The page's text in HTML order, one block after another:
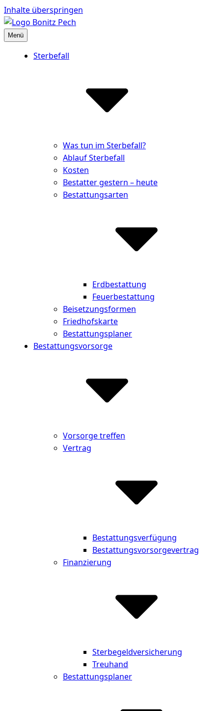
Inhalte überspringen
Bestattungshaus Bonitz Pech
Partner der Hinterbliebenen
Menü
Sterbefall
Was tun im Sterbefall?
Ablauf Sterbefall
Kosten
Bestatter gestern – heute
Bestattungsarten
Erdbestattung
Feuerbestattung
Beisetzungsformen
Friedhofskarte
Bestattungsplaner
Bestattungsvorsorge
Vorsorge treffen
Vertrag
Bestattungsverfügung
Bestattungsvorsorgevertrag
Finanzierung
Sterbegeldversicherung
Treuhand
Bestattungsplaner